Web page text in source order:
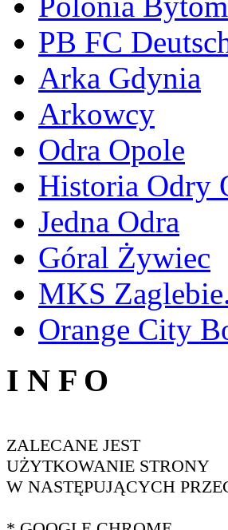
PB FC
Arka Gdynia
Arkowcy
Odra Opole
Historia Odry
Jedna Odra
Góral Żywiec
MKS
Orange City
I N F O
ZALECANE JEST
UŻYTKOWANIE STRONY
W NASTĘPUJĄCYCH